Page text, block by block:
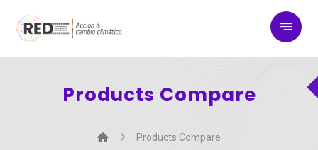
Products Compare
Products Compare